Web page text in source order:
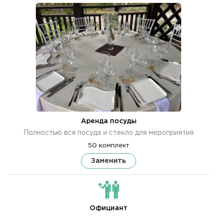
Аренда посуды
Полностью вся посуда и стекло для мероприятия
50 комплект
Заменить
Официант